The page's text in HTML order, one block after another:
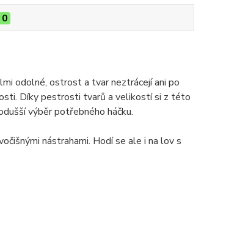
0
odolné, ostrost a tvar neztrácejí ani po
Díky pestrosti tvarů a velikostí si z této
výběr potřebného háčku.
nástrahami. Hodí se ale i na lov s